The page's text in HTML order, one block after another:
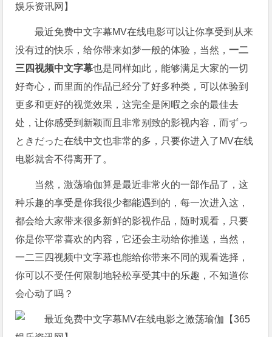
最近免费中文字幕MV在线电影可以让你享受到从来
没有过的快乐，给你带来如梦一般的体验，当然，一二
三四视频中文字幕也是同样如此，能够满足大家的一切
好奇心，而里面的作品已经分了好多种类，可以体验到
更多和更好的视觉效果，这完全是闲暇之余的最佳去
处，让你感受到新颖而且非常别致的影视内容，而ずっ
ときだった在线中文也非常的多，只要你进入了MV在线
电影就舍不得离开了。
当然，激荡瑜伽算是最近非常火的一部作品了，这
种乐趣的享受是你我很少都能遇到的，每一次进入这，
都会给大家带来很多新鲜的影视作品，随时观看，只要
你是你平常喜欢的内容，它还会主动给你推送，当然，
一二三四视频中文字幕也能给你带来不同的观看选择，
你可以不受任何限制地轻松享受其中的乐趣，不知道你
会心动了吗？